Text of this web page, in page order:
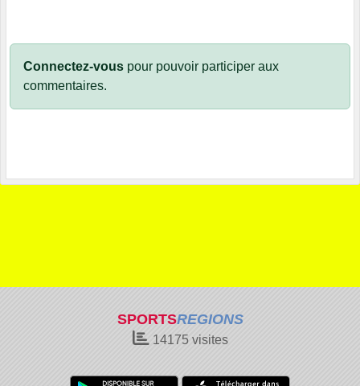
Connectez-vous pour pouvoir participer aux
commentaires.
SPORTSREGIONS
14175visites